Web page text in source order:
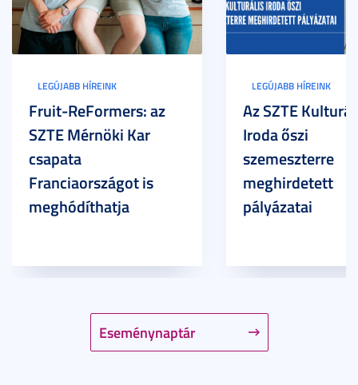
Eseménynaptár
LEGÚJABB HÍREINK
Fruit-ReFormers: az
SZTE Mérnöki Kar
csapata
Franciaországot is
meghódíthatja
LEGÚJABB HÍREINK
Az SZTE
Iroda őszi
szemeszterre
meghirdetett
pályázatai